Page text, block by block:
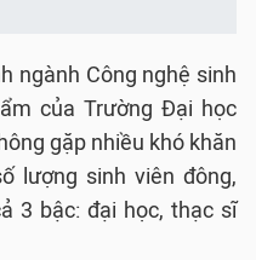
ngành Công nghệ sinh
của Trường Đại học
gặp nhiều khó khăn
lượng sinh viên đông,
3 bậc: đại học, thạc sĩ